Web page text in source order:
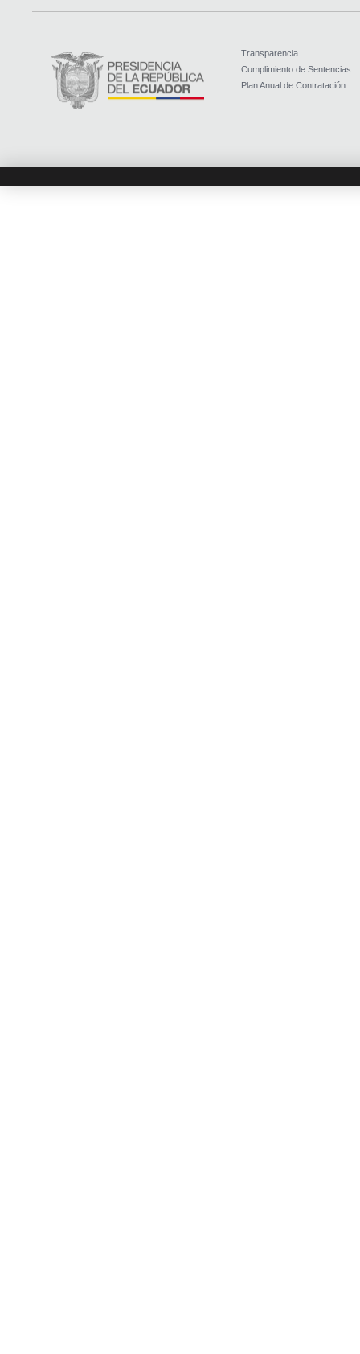
Transparencia
Cumplimiento de Sentencias
Plan Anual de Contratación